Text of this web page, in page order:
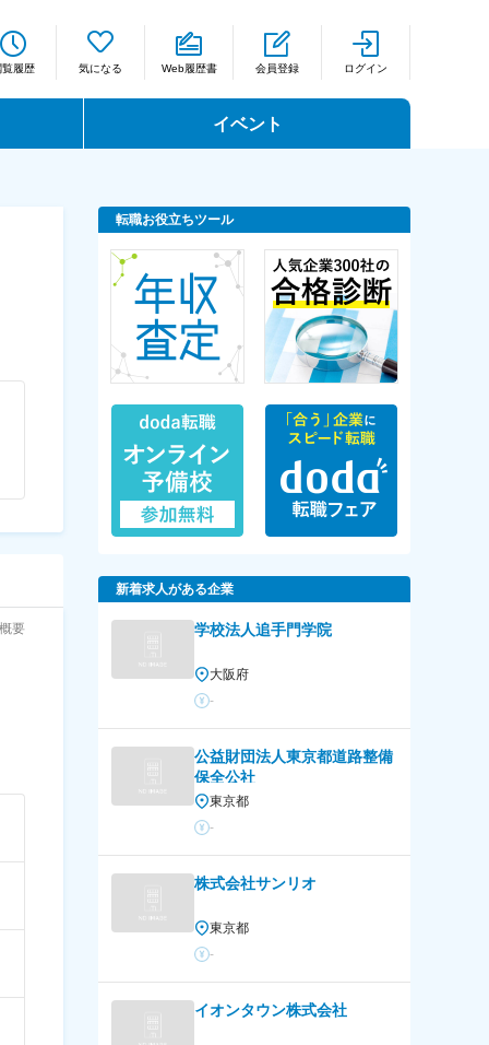
覧履歴 気になる Web履歴書 会員登録 ログイン
イベント
要
転職お役立ちツール
新着求人がある企業
学校法人追手門学院
大阪府
-
公益財団法人東京都道路整備
保全公社
東京都
-
株式会社サンリオ
東京都
-
イオンタウン株式会社